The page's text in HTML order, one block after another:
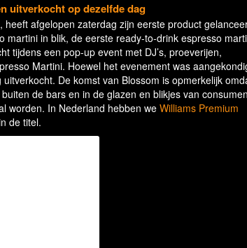
uitverkocht op dezelfde dag
afgelopen zaterdag zijn eerste product
martini in blik, de eerste ready-to-drink espresso
tijdens een pop-up event met DJ’s, proeverijen,
Martini. Hoewel het evenement was
De komst van Blossom is opmerkelijk
de bars en in de glazen en blikjes van
worden. In Nederland hebben weWilliams Premium
de titel.